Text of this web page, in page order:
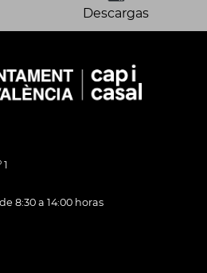
Descargas
8:30 a 14:00 horas